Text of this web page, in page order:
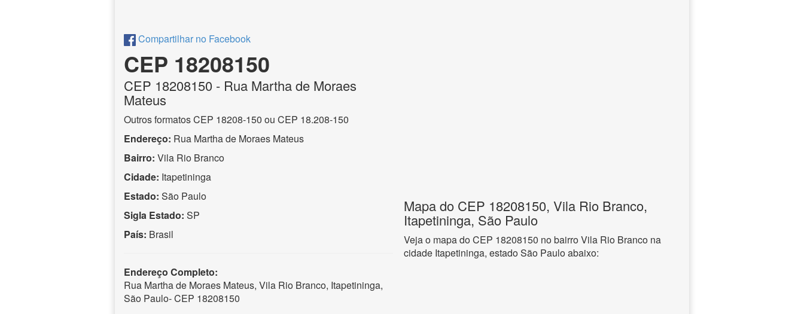
Compartilhar no Facebook
CEP 18208150
CEP 18208150 - Rua Martha de Moraes
Mateus
Outros formatos CEP 18208-150 ou CEP 18.208-150
Endereço: Rua Martha de Moraes Mateus
Bairro: Vila Rio Branco
Cidade: Itapetininga
Estado: São Paulo
Sigla Estado: SP
País: Brasil
Endereço Completo:
Rua Martha de Moraes Mateus, Vila Rio Branco, Itapetininga,
São Paulo- CEP 18208150
Mapa do CEP 18208150, Vila Rio Branco,
Itapetininga, São Paulo
Veja o mapa do CEP 18208150 no bairro Vila Rio Branco na
cidade Itapetininga, estado São Paulo abaixo: